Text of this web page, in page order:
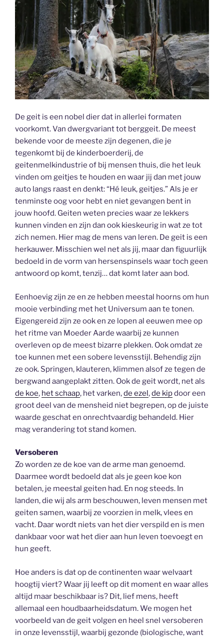
De geit is een nobel dier dat in allerlei formaten
voorkomt. Van dwergvariant tot berggeit. De meest
bekende voor de meeste zijn degenen, die je
tegenkomt bij de kinderboerderij, de
geitenmelkindustrie of bij mensen thuis, die het leuk
vinden om geitjes te houden en waar jij dan met jouw
auto langs raast en denkt: “Hé leuk, geitjes.” Als je er
tenminste oog voor hebt en niet gevangen bent in
jouw hoofd. Geiten weten precies waar ze lekkers
kunnen vinden en zijn dan ook kieskeurig in wat ze tot
zich nemen. Hier mag de mens van leren. De geit is een
herkauwer. Misschien wel net als jij, maar dan figuurlijk
bedoeld in de vorm van hersenspinsels waar toch geen
antwoord op komt, tenzij… dat komt later aan bod.
Eenhoevig zijn ze en ze hebben meestal hoorns om hun
mooie verbinding met het Universum aan te tonen.
Eigengereid zijn ze ook en ze lopen al eeuwen mee op
het ritme van Moeder Aarde waarbij ze kunnen
overleven op de meest bizarre plekken. Ook omdat ze
toe kunnen met een sobere levensstijl. Behendig zijn
ze ook. Springen, klauteren, klimmen alsof ze tegen de
bergwand aangeplakt zitten. Ook de geit wordt, net als
de koe, het schaap, het varken,de ezel,de kipdoor een
groot deel van de mensheid niet begrepen, op de juiste
waarde geschat en onrechtvaardig behandeld. Hier
mag verandering tot stand komen.
Versoberen
Zo worden ze de koe van de arme man genoemd.
Daarmee wordt bedoeld dat als je geen koe kon
betalen, je meestal geiten had. En nog steeds. In
landen, die wij als arm beschouwen, leven mensen met
geiten samen, waarbij ze voorzien in melk, vlees en
vacht. Daar wordt niets van het dier verspild en is men
dankbaar voor wat het dier aan hun leven toevoegt en
hun geeft.
Hoe anders is dat op de continenten waar welvaart
hoogtij viert? Waar jij leeft op dit moment en waar alles
altijd maar beschikbaar is? Dit, lief mens, heeft
allemaal een houdbaarheidsdatum. We mogen het
voorbeeld van de geit volgen en heel snel versoberen
in onze levensstijl, waarbij gezonde (biologische, want